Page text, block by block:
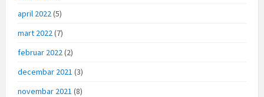
april 2022(5)
mart 2022(7)
februar 2022(2)
decembar 2021 (3)
novembar 2021 (8)